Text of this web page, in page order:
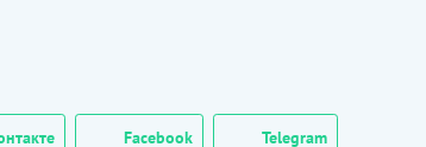
Facebook Telegram